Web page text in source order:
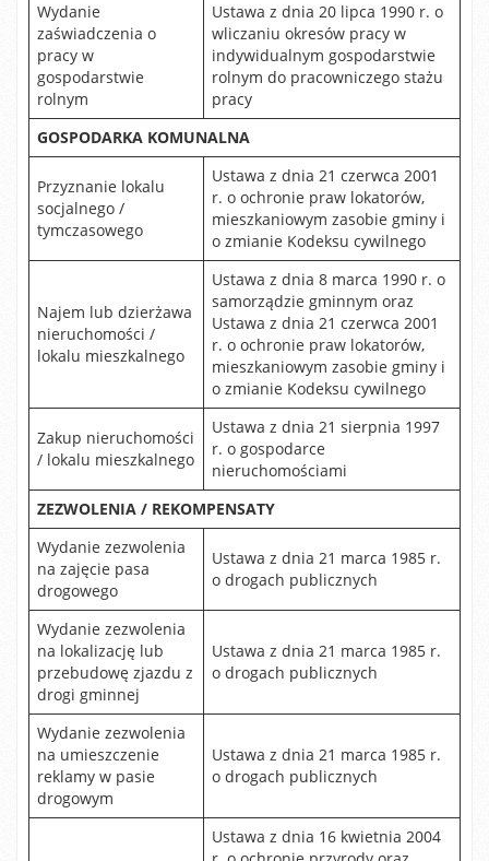
Wydanie
zaświadczenia o
pracy w
gospodarstwie
rolnym
Ustawa z dnia 20 lipca 1990 r. o
wliczaniu okresów pracy w
indywidualnym gospodarstwie
rolnym do pracowniczego stażu
pracy
GOSPODARKA KOMUNALNA
Przyznanie lokalu
socjalnego /
tymczasowego
Ustawa z dnia 21 czerwca 2001
r. o ochronie praw lokatorów,
mieszkaniowym zasobie gminy i
o zmianie Kodeksu cywilnego
Najem lub dzierżawa
nieruchomości /
lokalu mieszkalnego
Ustawa z dnia 8 marca 1990 r. o
samorządzie gminnym oraz
Ustawa z dnia 21 czerwca 2001
r. o ochronie praw lokatorów,
mieszkaniowym zasobie gminy i
o zmianie Kodeksu cywilnego
Zakup nieruchomości
/ lokalu mieszkalnego
Ustawa z dnia 21 sierpnia 1997
r. o gospodarce
nieruchomościami
ZEZWOLENIA / REKOMPENSATY
Wydanie zezwolenia
na zajęcie pasa
drogowego
Ustawa z dnia 21 marca 1985 r.
o drogach publicznych
Wydanie zezwolenia
na lokalizację lub
przebudowę zjazdu z
drogi gminnej
Ustawa z dnia 21 marca 1985 r.
o drogach publicznych
Wydanie zezwolenia
na umieszczenie
reklamy w pasie
drogowym
Ustawa z dnia 21 marca 1985 r.
o drogach publicznych
Ustawa z dnia 16 kwietnia 2004